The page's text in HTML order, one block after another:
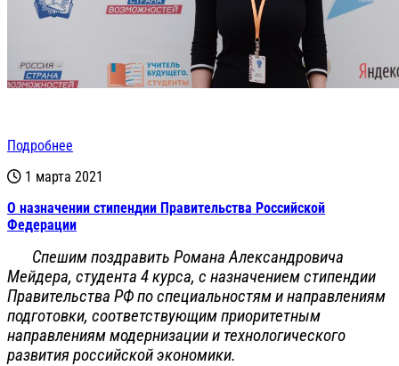
Подробнее
1 марта 2021
О назначении стипендии Правительства Российской
Федерации
Спешим поздравить Романа Александровича
Мейдера, студента 4 курса, с назначением стипендии
Правительства РФ по специальностям и направлениям
подготовки, соответствующим приоритетным
направлениям модернизации и технологического
развития российской экономики.